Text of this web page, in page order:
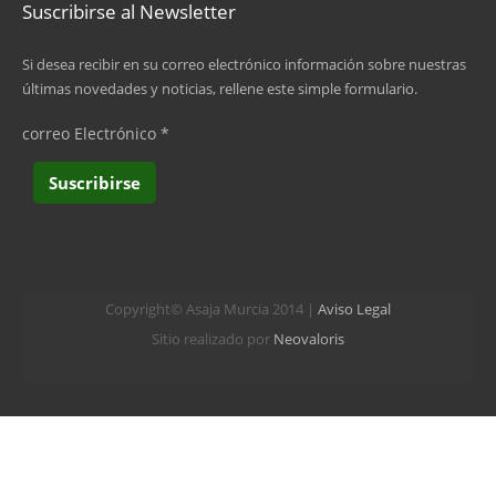
última »
Suscribirse al Newsletter
Si desea recibir en su correo electrónico información sobre nuestras
últimas novedades y noticias, rellene este simple formulario.
correo Electrónico *
Copyright© Asaja Murcia 2014 | Aviso Legal
Sitio realizado por Neovaloris